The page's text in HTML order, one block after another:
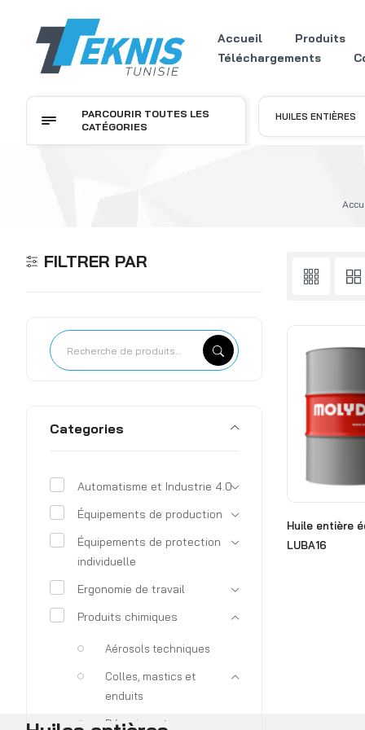
Accueil Produits
Téléchargements
HUILES ENTIÈRES
PARCOURIR TOUTES LES
CATÉGORIES
FILTRER PAR
Categories
Automatisme et Industrie 4.0
Équipements de production
Équipements de protection
individuelle
Ergonomie de travail
Produits chimiques
Aérosols techniques
Colles, mastics et
enduits
Dégraissants
Huile entière
LUBA16